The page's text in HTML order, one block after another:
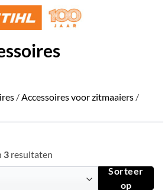
/Accessoires voor zitmaaiers /
3 resultaten
Sorteer
op